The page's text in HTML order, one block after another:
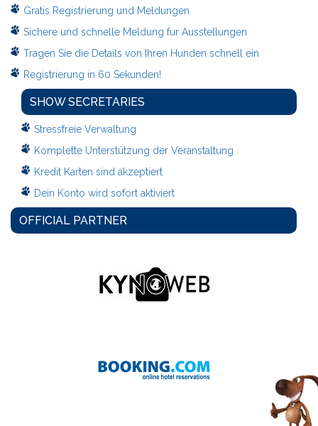
Gratis Registrierung und Meldungen
Sichere und schnelle Meldung fur Ausstellungen
Tragen Sie die Details von Ihren Hunden schnell ein
Registrierung in 60 Sekunden!
SHOW SECRETARIES
Stressfreie Verwaltung
Komplette Unterstützung der Veranstaltung
Kredit Karten sind akzeptiert
Dein Konto wird sofort aktiviert
OFFICIAL PARTNER